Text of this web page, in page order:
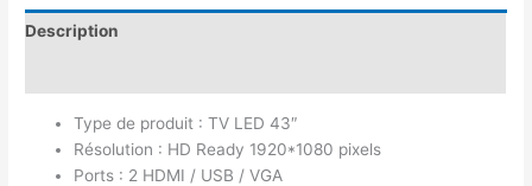
Description
Type de produit : TV LED 43″
Résolution : HD Ready 1920*1080 pixels
Ports : 2 HDMI / USB / VGA